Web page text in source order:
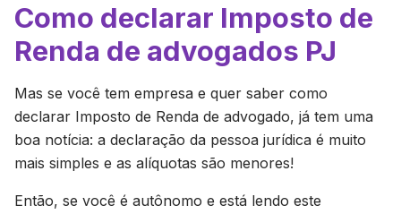
Como declarar Imposto de
Renda de advogados PJ
Mas se você tem empresa e quer saber como
declarar Imposto de Renda de advogado, já tem uma
boa notícia: a declaração da pessoa jurídica é muito
mais simples e as alíquotas são menores!
Então, se você é autônomo e está lendo este